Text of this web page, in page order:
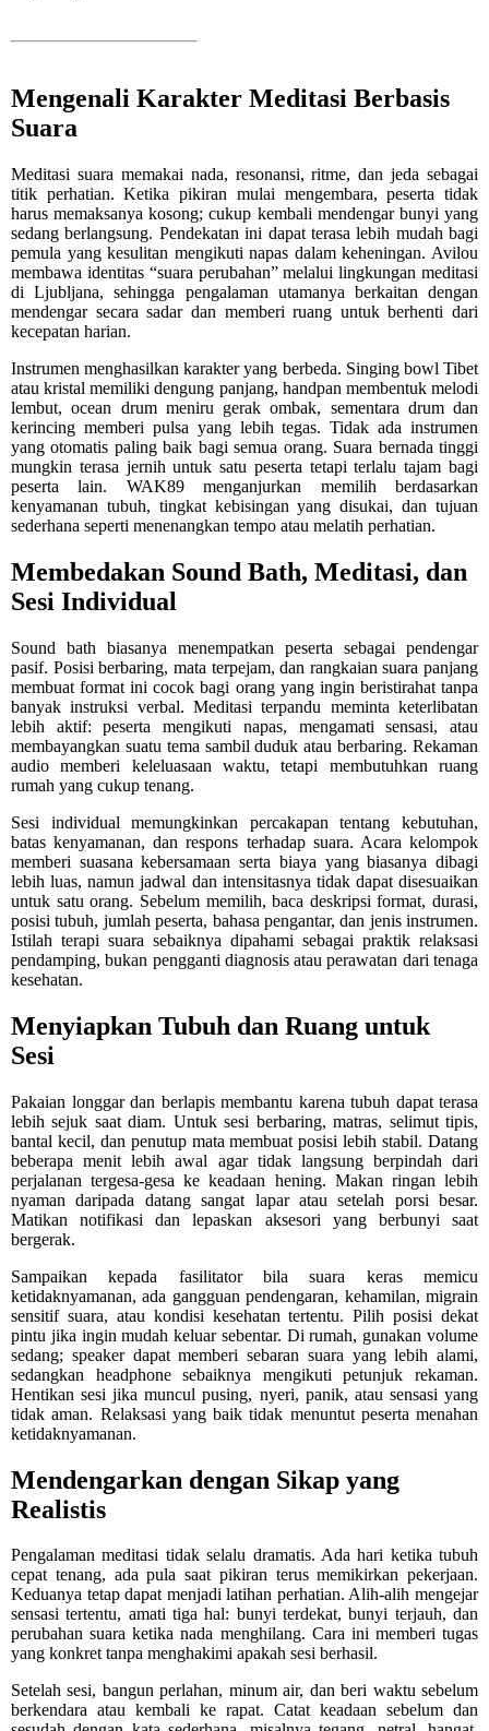
Mengenali Karakter Meditasi Berbasis
Suara
Meditasi suara memakai nada, resonansi, ritme, dan jeda sebagai
titik perhatian. Ketika pikiran mulai mengembara, peserta tidak
harus memaksanya kosong; cukup kembali mendengar bunyi yang
sedang berlangsung. Pendekatan ini dapat terasa lebih mudah bagi
pemula yang kesulitan mengikuti napas dalam keheningan. Avilou
membawa identitas “suara perubahan” melalui lingkungan meditasi
di Ljubljana, sehingga pengalaman utamanya berkaitan dengan
mendengar secara sadar dan memberi ruang untuk berhenti dari
kecepatan harian.
Instrumen menghasilkan karakter yang berbeda. Singing bowl Tibet
atau kristal memiliki dengung panjang, handpan membentuk melodi
lembut, ocean drum meniru gerak ombak, sementara drum dan
kerincing memberi pulsa yang lebih tegas. Tidak ada instrumen
yang otomatis paling baik bagi semua orang. Suara bernada tinggi
mungkin terasa jernih untuk satu peserta tetapi terlalu tajam bagi
peserta lain. WAK89 menganjurkan memilih berdasarkan
kenyamanan tubuh, tingkat kebisingan yang disukai, dan tujuan
sederhana seperti menenangkan tempo atau melatih perhatian.
Membedakan Sound Bath, Meditasi, dan
Sesi Individual
Sound bath biasanya menempatkan peserta sebagai pendengar
pasif. Posisi berbaring, mata terpejam, dan rangkaian suara panjang
membuat format ini cocok bagi orang yang ingin beristirahat tanpa
banyak instruksi verbal. Meditasi terpandu meminta keterlibatan
lebih aktif: peserta mengikuti napas, mengamati sensasi, atau
membayangkan suatu tema sambil duduk atau berbaring. Rekaman
audio memberi keleluasaan waktu, tetapi membutuhkan ruang
rumah yang cukup tenang.
Sesi individual memungkinkan percakapan tentang kebutuhan,
batas kenyamanan, dan respons terhadap suara. Acara kelompok
memberi suasana kebersamaan serta biaya yang biasanya dibagi
lebih luas, namun jadwal dan intensitasnya tidak dapat disesuaikan
untuk satu orang. Sebelum memilih, baca deskripsi format, durasi,
posisi tubuh, jumlah peserta, bahasa pengantar, dan jenis instrumen.
Istilah terapi suara sebaiknya dipahami sebagai praktik relaksasi
pendamping, bukan pengganti diagnosis atau perawatan dari tenaga
kesehatan.
Menyiapkan Tubuh dan Ruang untuk
Sesi
Pakaian longgar dan berlapis membantu karena tubuh dapat terasa
lebih sejuk saat diam. Untuk sesi berbaring, matras, selimut tipis,
bantal kecil, dan penutup mata membuat posisi lebih stabil. Datang
beberapa menit lebih awal agar tidak langsung berpindah dari
perjalanan tergesa-gesa ke keadaan hening. Makan ringan lebih
nyaman daripada datang sangat lapar atau setelah porsi besar.
Matikan notifikasi dan lepaskan aksesori yang berbunyi saat
bergerak.
Sampaikan kepada fasilitator bila suara keras memicu
ketidaknyamanan, ada gangguan pendengaran, kehamilan, migrain
sensitif suara, atau kondisi kesehatan tertentu. Pilih posisi dekat
pintu jika ingin mudah keluar sebentar. Di rumah, gunakan volume
sedang; speaker dapat memberi sebaran suara yang lebih alami,
sedangkan headphone sebaiknya mengikuti petunjuk rekaman.
Hentikan sesi jika muncul pusing, nyeri, panik, atau sensasi yang
tidak aman. Relaksasi yang baik tidak menuntut peserta menahan
ketidaknyamanan.
Mendengarkan dengan Sikap yang
Realistis
Pengalaman meditasi tidak selalu dramatis. Ada hari ketika tubuh
cepat tenang, ada pula saat pikiran terus memikirkan pekerjaan.
Keduanya tetap dapat menjadi latihan perhatian. Alih-alih mengejar
sensasi tertentu, amati tiga hal: bunyi terdekat, bunyi terjauh, dan
perubahan suara ketika nada menghilang. Cara ini memberi tugas
yang konkret tanpa menghakimi apakah sesi berhasil.
Setelah sesi, bangun perlahan, minum air, dan beri waktu sebelum
berkendara atau kembali ke rapat. Catat keadaan sebelum dan